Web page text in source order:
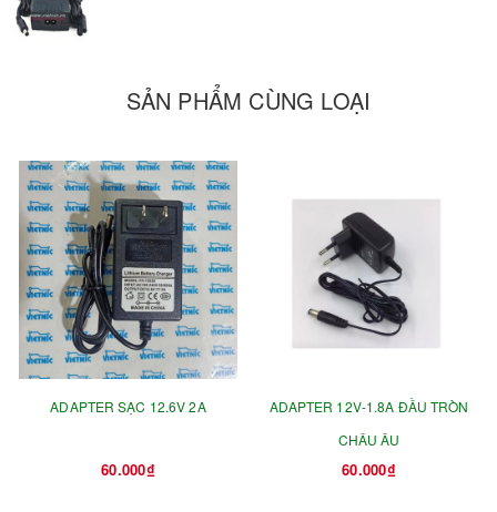
Linh Kiện Điện Tử Vietnic
Cung cấp linh kiện điện tử
phát triển STM32, ESP32F, Module cảm biến, Phụ kiện
Arduino, Robotics, Board IoT
LED quảng cáo
Nguồn tổ ong
Thiết bị công nghiệp
SẢN PHẨM CÙNG LOẠI
ADAPTER SẠC 12.6V 2A
60.000₫
ADAPTER 12V-1.8A ĐẦU TRÒN
CHÂU ÂU
60.000₫